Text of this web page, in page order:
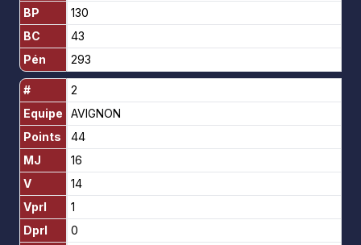
BP
BC
Pén
#
Equipe
Points
MJ
V
Vprl
Dprl
130
43
293
2
AVIGNON
44
16
14
1
0